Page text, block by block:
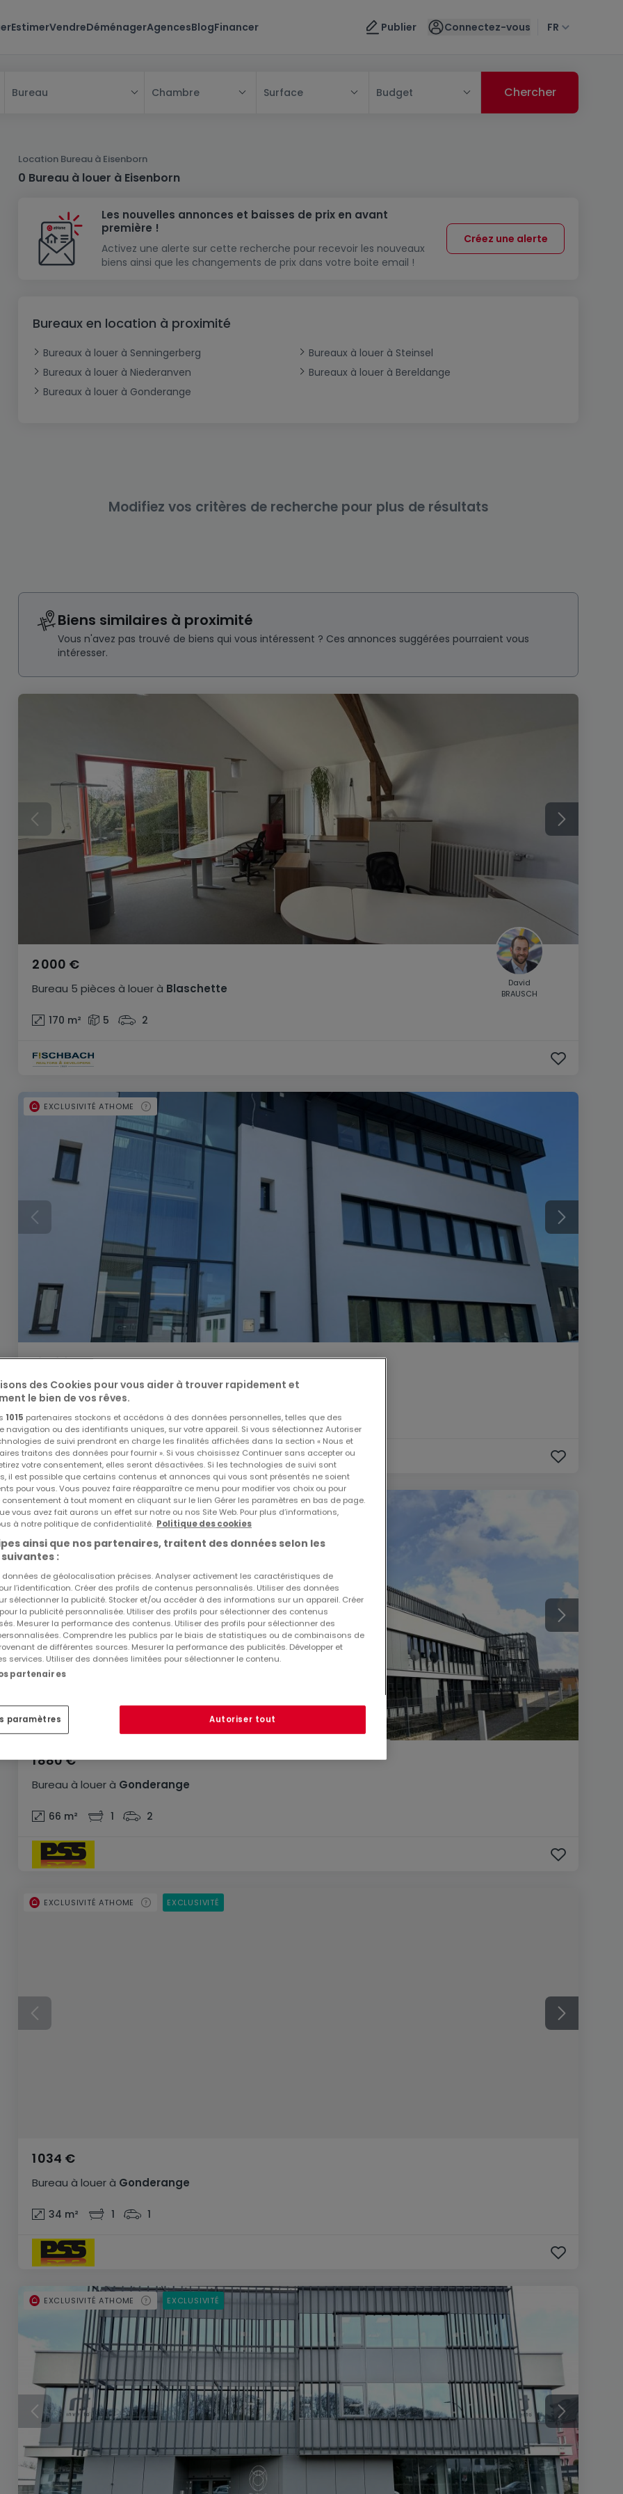
EstimerVendreDéménagerAgencesBlogFinancer Publier Connectez-vous FR
Bureau
Maison
Maison mitoyenne
Maison jumelée
Château
Corps de ferme
Châlet
Appartement
Chambre
Studio
Triplex
Mansarde
Rez-de-chaussée
Résidence
Lotissement
Maison à construire
Modèle de maison
Immeuble de rapport
Terrain non constructible
Garage - Parking
Garage fermé
Bureau
Local commercial
Fonds de Commerce
Chambre Surface Budget
Location Bureau à Eisenborn
0 Bureau à louer à Eisenborn
Les nouvelles annonces et baisses de prix en avant
première !
Activez une alerte sur cette recherche pour recevoir les nouveaux
biens ainsi que les changements de prix dans votre boite email !
Créez une alerte
Bureaux en location à proximité
Bureaux à louer à Senningerberg
Bureaux à louer à Steinsel
Bureaux à louer à Niederanven
Bureaux à louer à Bereldange
Bureaux à louer à Gonderange
Modifiez vos critères de recherche pour plus de résultats
Biens similaires à proximité
Vous n'avez pas trouvé de biens qui vous intéressent ? Ces annonces suggérées pourraient vous
intéresser.
Bureau 5 pièces à louerà Blaschette
2 000 €
170 m² 5 2
David
BRAUSCH
Bureau à loueràSenningerberg
13 400 €
670 m² 7
EXCLUSIVITÉ ATHOME
Bureau à louerà Gonderange
1 880 €
66 m² 1 2
EXCLUSIVITÉ ATHOME EXCLUSIVITÉ
Bureau à louerà Gonderange
1 034 €
34 m² 1 1
EXCLUSIVITÉ ATHOME EXCLUSIVITÉ
EXCLUSIVITÉ ATHOME EXCLUSIVITÉ
des Cookies pour vous aider à trouver rapidement et
le bien de vos rêves.
1015 partenaires stockons et accédons à des données personnelles, telles que des
navigation ou des identifiants uniques, sur votre appareil. Si vous sélectionnez Autoriser
de suivi prendront en charge les finalités affichées dans la section « Nous et
traitons des données pour fournir ». Si vous choisissez Continuer sans accepter ou
votre consentement, elles seront désactivées. Si les technologies de suivi sont
il est possible que certains contenus et annonces qui vous sont présentés ne soient
pour vous. Vous pouvez faire réapparaître ce menu pour modifier vos choix ou pour
consentement à tout moment en cliquant sur le lien Gérer les paramètres en bas de page.
vous avez fait aurons un effet sur notre ou nos Site Web. Pour plus d’informations,
à notre politique de confidentialité. Politique des cookies
ainsi que nos partenaires, traitent des données selon les
:
données de géolocalisation précises. Analyser activement les caractéristiques de
l’identification. Créer des profils de contenus personnalisés. Utiliser des données
sélectionner la publicité. Stocker et/ou accéder à des informations sur un appareil. Créer
la publicité personnalisée. Utiliser des profils pour sélectionner des contenus
Mesurer la performance des contenus. Utiliser des profils pour sélectionner des
Comprendre les publics par le biais de statistiques ou de combinaisons de
de différentes sources. Mesurer la performance des publicités. Développer et
services. Utiliser des données limitées pour sélectionner le contenu.
partenaires
paramètres Autoriser tout